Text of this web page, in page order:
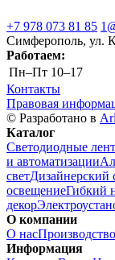
+7 978 073 81 85
Симферополь, ул.
Работаем:
Пн–Пт 10–17
Контакты
Правовая
© Разработано в
Каталог
Светодиодные
и автоматизации
светДизайнерский
освещениеГибкий
декор
О компании
О насПроизводство
Информация